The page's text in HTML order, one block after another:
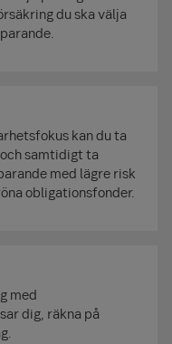
du ska välja
kan du ta
samtidigt ta
med lägre risk
obligationsfonder.
med
dig, räkna på